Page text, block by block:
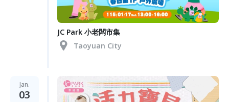
JC Park 小老闆市集
Taoyuan City
Jan.
03